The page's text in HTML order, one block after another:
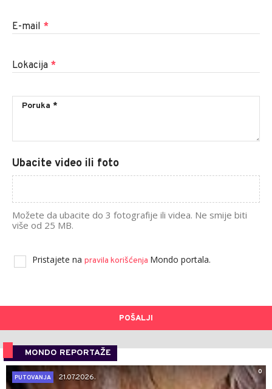
E-mail *
Lokacija *
Ubacite video ili foto
Možete da ubacite do 3 fotografije ili videa. Ne smije biti
više od 25 MB.
Pristajete na pravila korišćenja Mondo portala.
POŠALJI
MONDO REPORTAŽE
0
PUTOVANJA
21.07.2026.